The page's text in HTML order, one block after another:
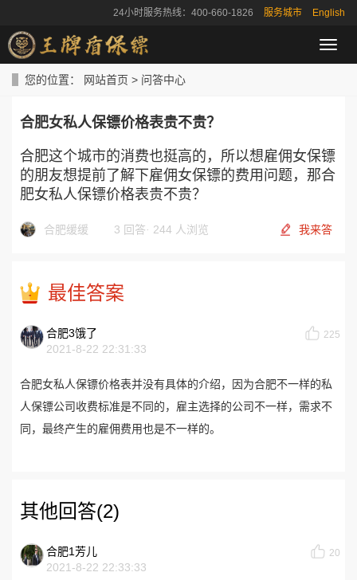
24小时服务热线：400-660-1826 服务城市 English
导
航
您的位置： 网站首页 > 问答中心
合肥女私人保镖价格表贵不贵？
合肥这个城市的消费也挺高的，所以想雇佣女保镖
的朋友想提前了解下雇佣女保镖的费用问题，那合
肥女私人保镖价格表贵不贵？
合肥缓缓 3 回答· 244 人浏览 我来答
最佳答案
合肥3饿了
2021-8-22 22:31:33
225
合肥女私人保镖价格表并没有具体的介绍，因为合肥不一样的私
人保镖公司收费标准是不同的，雇主选择的公司不一样，需求不
同，最终产生的雇佣费用也是不一样的。
其他回答(2)
合肥1芳儿
2021-8-22 22:33:33
20